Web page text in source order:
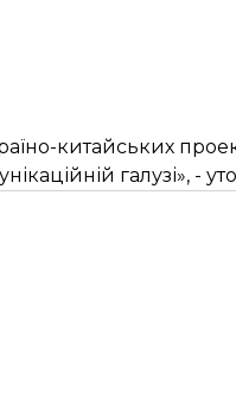
китайських
галузі», -